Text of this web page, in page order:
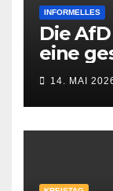
INFORMELLES
Die
eine
14. MAI